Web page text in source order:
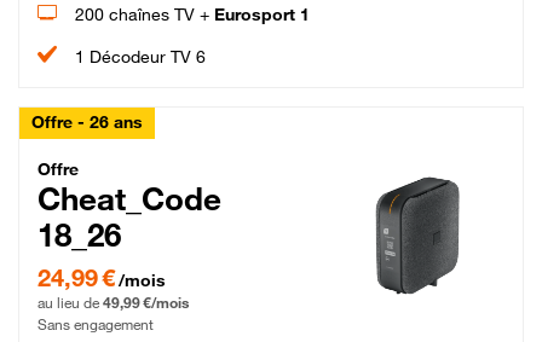
200 chaînes TV + Eurosport 1
1 Décodeur TV 6
Offre - 26 ans
Cheat_Code Fibre_18_26
Offre
Cheat_Code
18_26
24,99 € par mois pendant 0 mois puis 49,99 € par mois, Sans engagement
24,99 €/mois
au lieu de 49,99 €/mois
Sans engagement